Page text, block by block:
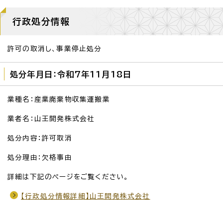
行政処分情報
許可の取消し、事業停止処分
処分年月日：令和7年11月18日
業種名：産業廃棄物収集運搬業
業者名：山王開発株式会社
処分内容：許可取消
処分理由：欠格事由
詳細は下記のページをご覧ください。
【行政処分情報詳細】山王開発株式会社